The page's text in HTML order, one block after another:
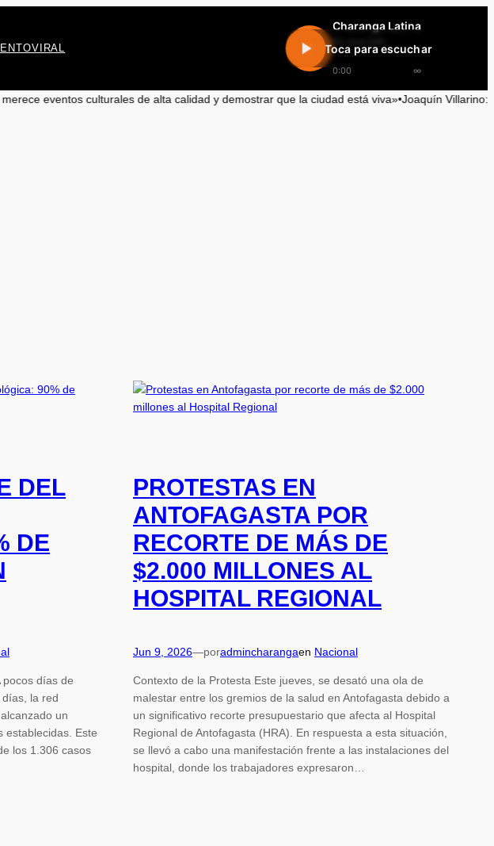
VIRAL
Charanga Latina
En vivo 24h
0:00 ∞
Toca para escuchar
alta calidad y demostrar que la ciudad está viva»•Joaquín Villarino: La visión optimista de
DEL
DE
pocos días de
la red
un
establecidas. Este
los 1.306 casos
PROTESTAS EN
ANTOFAGASTA POR
RECORTE DE MÁS DE
$2.000 MILLONES AL
HOSPITAL REGIONAL
Jun 9, 2026—poradmincharangaen Nacional
Contexto de la Protesta Este jueves, se desató una ola de
malestar entre los gremios de la salud en Antofagasta debido a
un significativo recorte presupuestario que afecta al Hospital
Regional de Antofagasta (HRA). En respuesta a esta situación,
se llevó a cabo una manifestación frente a las instalaciones del
hospital, donde los trabajadores expresaron…